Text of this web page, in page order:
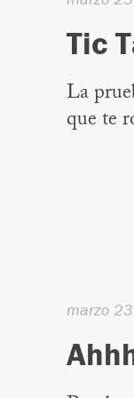
Tic
La
que te
marzo